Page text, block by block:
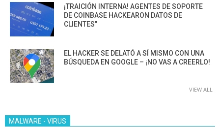
¡TRAICIÓN INTERNA! AGENTES DE SOPORTE
DE COINBASE HACKEARON DATOS DE
CLIENTES”
EL HACKER SE DELATÓ A SÍ MISMO CON UNA
BÚSQUEDA EN GOOGLE – ¡NO VAS A CREERLO!
VIEW ALL
MALWARE - VIRUS